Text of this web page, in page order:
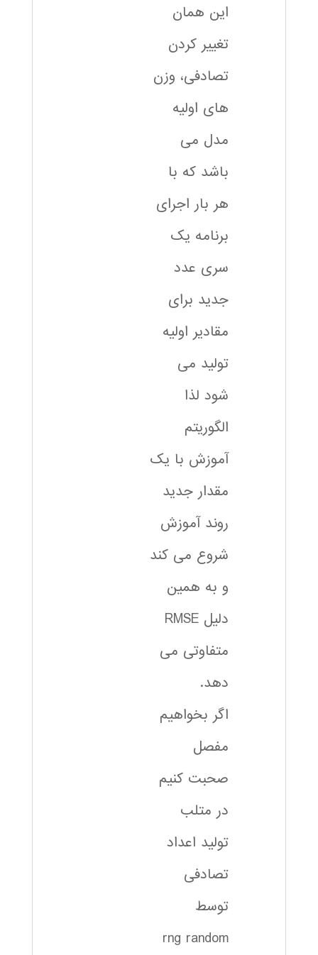
این همان
تغییر کردن
تصادفی، وزن
های اولیه
مدل می
باشد که با
هر بار اجرای
برنامه یک
سری عدد
جدید برای
مقادیر اولیه
تولید می
شود لذا
الگوریتم
آموزش با یک
مقدار جدید
روند آموزش
شروع می کند
و به همین
دلیل RMSE
متفاوتی می
دهد.
اگر بخواهیم
مفصل
صحبت کنیم
در متلب
تولید اعداد
تصادفی
توسط
rng random